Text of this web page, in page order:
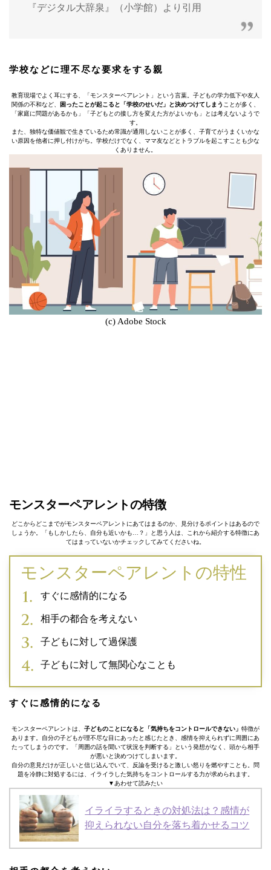
『デジタル大辞泉』（小学館）より引用
学校などに理不尽な要求をする親
教育現場でよく耳にする、「モンスターペアレント」という言葉。子どもの学力低下や友人
関係の不和など、
困ったことが起こると「学校のせいだ」と決めつけてしまう ことが多く、
「家庭に問題があるかも」「子どもとの接し方を変えた方がよいかも」とは考えないようで
す。
また、独特な価値観で生きているため常識が通用しないことが多く、子育てがうまくいかな
い原因を他者に押し付けがち。学校だけでなく、ママ友などとトラブルを起こすことも少な
くありません。
(c) Adobe Stock
モンスターペアレントの特徴
どこからどこまでがモンスターペアレントにあてはまるのか、見分けるポイントはあるので
しょうか。「もしかしたら、自分も近いかも…？」と思う人は、これから紹介する特徴にあ
てはまっていないかチェックしてみてくださいね。
モンスターペアレントの特性
すぐに感情的になる
相手の都合を考えない
子どもに対して過保護
子どもに対して無関心なことも
すぐに感情的になる
モンスターペアレントは、 子どものことになると「気持ちをコントロールできない」 特徴が
あります。自分の子どもが理不尽な目にあったと感じたとき、感情を抑えられずに周囲にあ
たってしまうのです。「周囲の話を聞いて状況を判断する」という発想がなく、頭から相手
が悪いと決めつけてしまいます。
自分の意見だけが正しいと信じ込んでいて、反論を受けると激しい怒りを燃やすことも。問
題を冷静に対処するには、イライラした気持ちをコントロールする力が求められます。
▼あわせて読みたい
イライラするときの対処法は？感情が
抑えられない自分を落ち着かせるコツ